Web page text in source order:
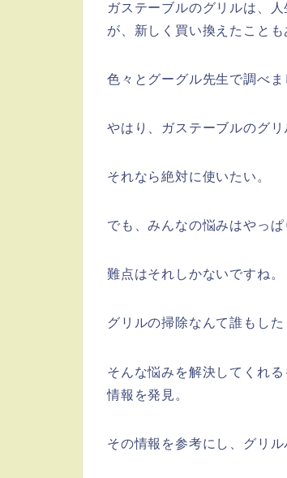
ガステーブルのグリルは、
が、新しく買い換えたこと
色々とグーグル先生で調べま
やはり、ガステーブルのグ
それなら絶対に使いたい。
でも、みんなの悩みはやっ
難点はそれしかないですね。
グリルの掃除なんて誰もし
そんな悩みを解決してくれ
情報を発見。
その情報を参考にし、グリル